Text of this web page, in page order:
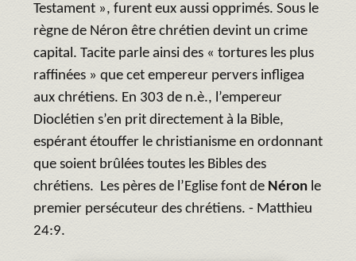
Testament », furent eux aussi opprimés. Sous le
règne de Néron être chrétien devint un crime
capital. Tacite parle ainsi des « tortures les plus
raffinées » que cet empereur pervers infligea
aux chrétiens. En 303 de n.è., l’empereur
Dioclétien s’en prit directement à la Bible,
espérant étouffer le christianisme en ordonnant
que soient brûlées toutes les Bibles des
chrétiens. Les pères de l’Eglise font de Néron le
premier persécuteur des chrétiens. - Matthieu
24:9.